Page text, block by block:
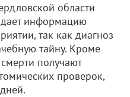
области
информацию
так как диагноз
тайну. Кроме
получают
проверок,